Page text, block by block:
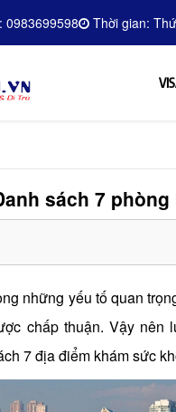
0983699598 Thời gian:
sách 7 phòng
những yếu tố quan
chấp thuận. Vậy nên
7 địa điểm khám sức